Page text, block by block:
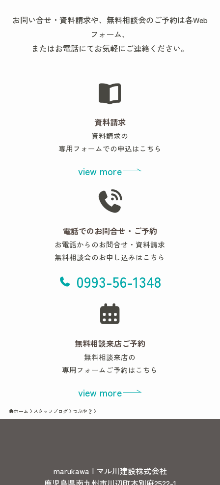
お問い合せ・資料請求や、無料相談会のご予約は各Web
フォーム、
またはお電話にてお気軽にご連絡ください。
資料請求
資料請求の
専用フォームでの申込はこちら
view more
電話でのお問合せ・ご予約
お電話からのお問合せ・資料請求
無料相談会のお申し込みはこちら
0993-56-1348
無料相談来店ご予約
無料相談来店の
専用フォームご予約はこちら
view more
ホーム スタッフブログ つぶやき
marukawa | マル川建設株式会社